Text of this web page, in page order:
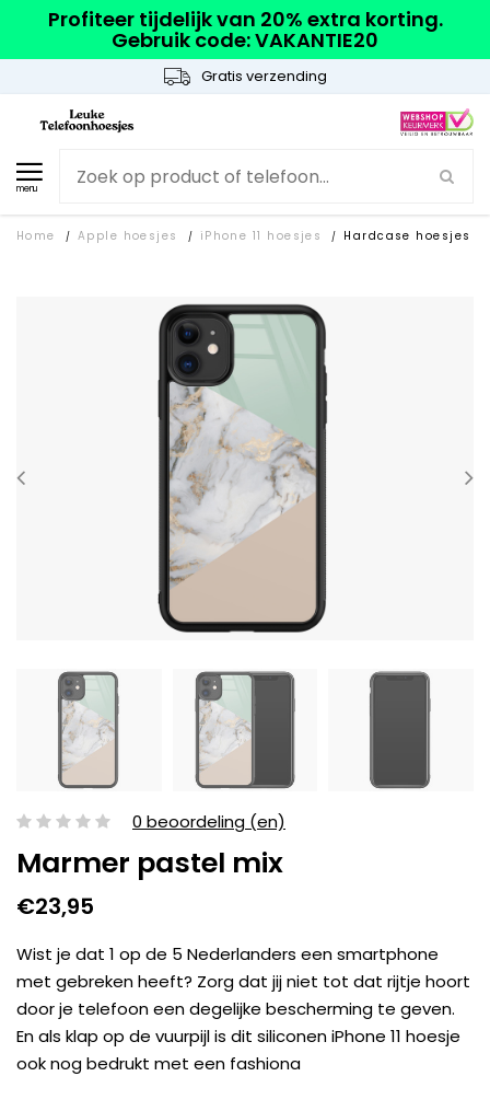
Profiteer tijdelijk van 20% extra korting.
Gebruik code: VAKANTIE20
Gratis verzending
menu
Home / Apple hoesjes / iPhone 11 hoesjes / Hardcase hoesjes
0 beoordeling (en)
Marmer pastel mix
€23,95
Wist je dat 1 op de 5 Nederlanders een smartphone
met gebreken heeft? Zorg dat jij niet tot dat rijtje hoort
door je telefoon een degelijke bescherming te geven.
En als klap op de vuurpijl is dit siliconen iPhone 11 hoesje
ook nog bedrukt met een fashiona